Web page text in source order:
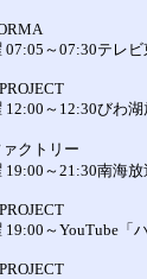
07:05～07:30テレ
12:00～12:30びわ湖
クトリー
19:00～21:30南海
～YouTube「